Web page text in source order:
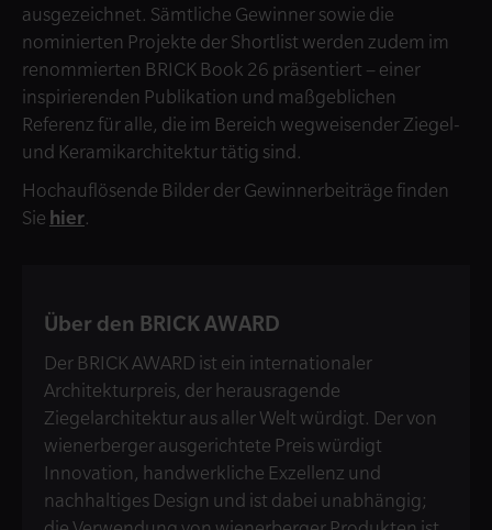
ausgezeichnet. Sämtliche Gewinner sowie die
nominierten Projekte der Shortlist werden zudem im
renommierten BRICK Book 26 präsentiert – einer
inspirierenden Publikation und maßgeblichen
Referenz für alle, die im Bereich wegweisender Ziegel-
und Keramikarchitektur tätig sind.
Hochauflösende Bilder der Gewinnerbeiträge finden
Sie hier.
Über den BRICK AWARD
Der BRICK AWARD ist ein internationaler
Architekturpreis, der herausragende
Ziegelarchitektur aus aller Welt würdigt. Der von
wienerberger ausgerichtete Preis würdigt
Innovation, handwerkliche Exzellenz und
nachhaltiges Design und ist dabei unabhängig;